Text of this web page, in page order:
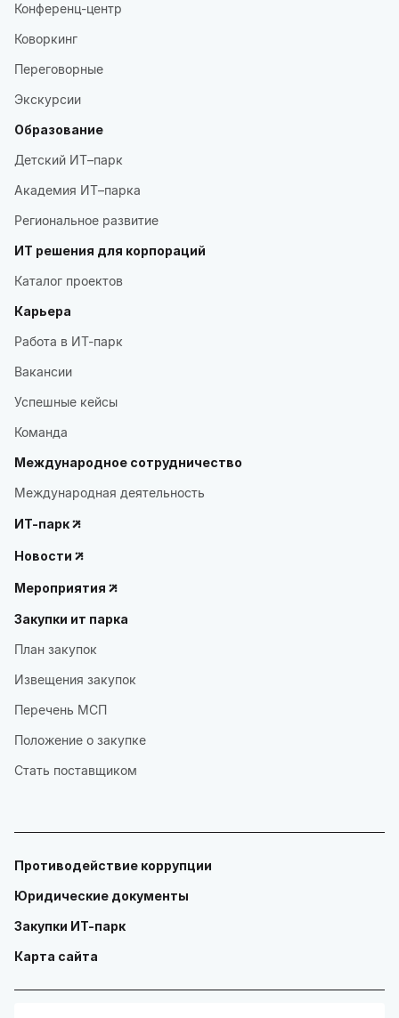
Конференц-центр
Коворкинг
Переговорные
Экскурсии
Образование
Детский ИТ–парк
Академия ИТ–парка
Региональное развитие
ИТ решения для корпораций
Каталог проектов
Карьера
Работа в ИТ-парк
Вакансии
Успешные кейсы
Команда
Международное сотрудничество
Международная деятельность
ИТ-парк
Новости
Мероприятия
Закупки ит парка
План закупок
Извещения закупок
Перечень МСП
Положение о закупке
Стать поставщиком
Противодействие коррупции
Юридические документы
Закупки ИТ-парк
Карта сайта